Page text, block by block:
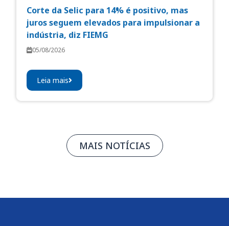
Corte da Selic para 14% é positivo, mas
juros seguem elevados para impulsionar a
indústria, diz FIEMG
05/08/2026
Leia mais
MAIS NOTÍCIAS